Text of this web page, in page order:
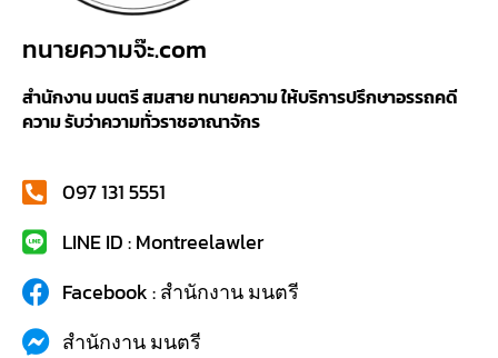
ทนายความจ๊ะ.com
สำนักงาน มนตรี สมสาย ทนายความ ให้บริการปรึกษาอรรถคดี
ความ รับว่าความทั่วราชอาณาจักร
097 131 5551
LINE ID : Montreelawler
Facebook : สำนักงาน มนตรี
สำนักงาน มนตรี